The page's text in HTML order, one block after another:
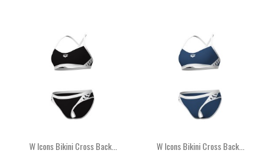
W Icons Bikini Cross Back... W Icons Bikini Cross Back...